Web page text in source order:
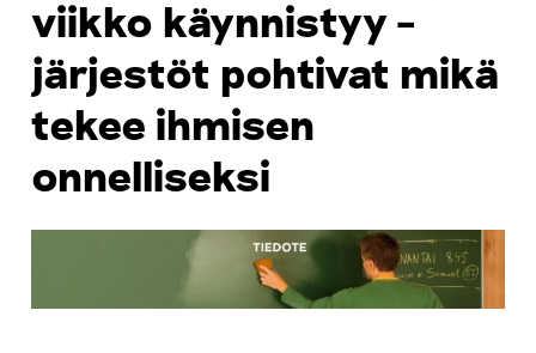
viikko käynnistyy –
järjestöt pohtivat mikä
tekee ihmisen
onnelliseksi